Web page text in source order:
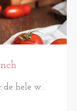
hele w...